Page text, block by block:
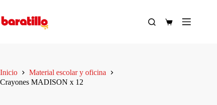
contenido
Carro
Inicio
Material escolar y oficina
Crayones MADISON x 12